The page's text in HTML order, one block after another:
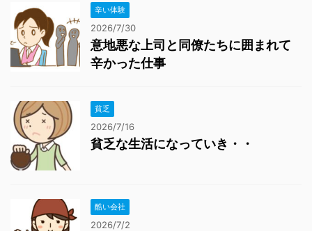
辛い体験
2026/7/30
意地悪な上司と同僚たちに囲まれて
辛かった仕事
貧乏
2026/7/16
貧乏な生活になっていき・・
酷い会社
2026/7/2